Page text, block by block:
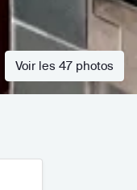
Voir les 47 photos